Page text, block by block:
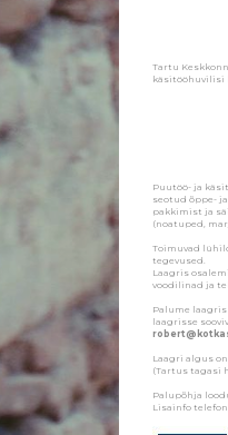
Tartu
käsitööhuvilisi
Puutöö- ja
seotud õppe-
pakkimist ja
(noatuped,
Toimuvad
tegevused.
Laagris
voodilinad ja
Palume
laagrisse
Laagri algus
(Tartus tagasi
Palupõhja
Lisainfo